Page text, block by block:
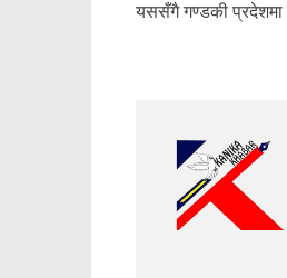
यससँगै गण्डकी प्रदेशमा